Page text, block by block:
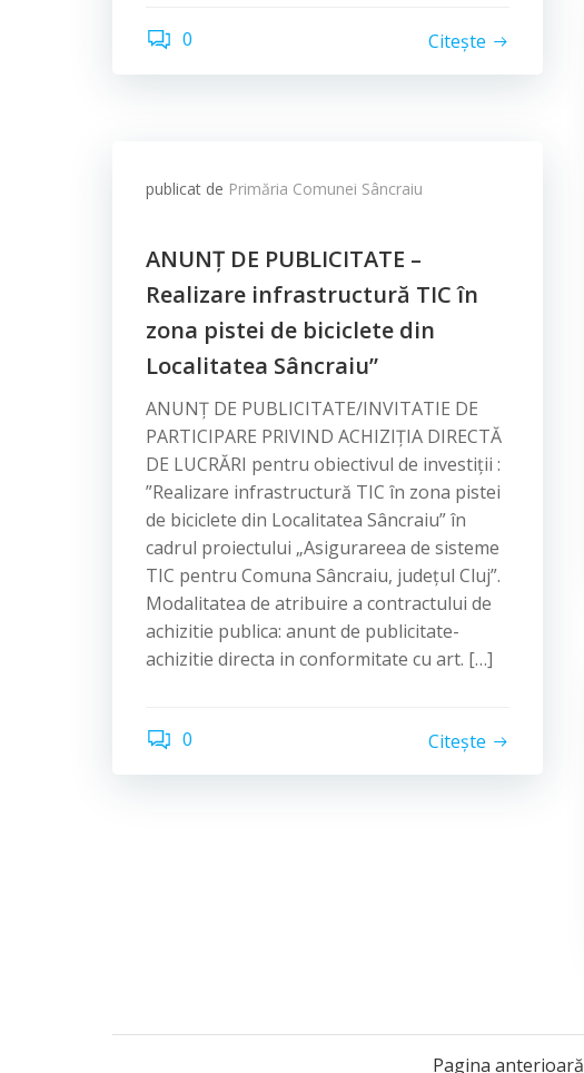
0 Citește
publicat de Primăria Comunei Sâncraiu
ANUNȚ DE PUBLICITATE –
Realizare infrastructură TIC în
zona pistei de biciclete din
Localitatea Sâncraiu”
ANUNȚ DE PUBLICITATE/INVITATIE DE
PARTICIPARE PRIVIND ACHIZIȚIA DIRECTĂ
DE LUCRĂRI pentru obiectivul de investiții :
”Realizare infrastructură TIC în zona pistei
de biciclete din Localitatea Sâncraiu” în
cadrul proiectului „Asigurareea de sisteme
TIC pentru Comuna Sâncraiu, județul Cluj”.
Modalitatea de atribuire a contractului de
achizitie publica: anunt de publicitate-
achizitie directa in conformitate cu art. […]
0 Citește
Pagina anterioară